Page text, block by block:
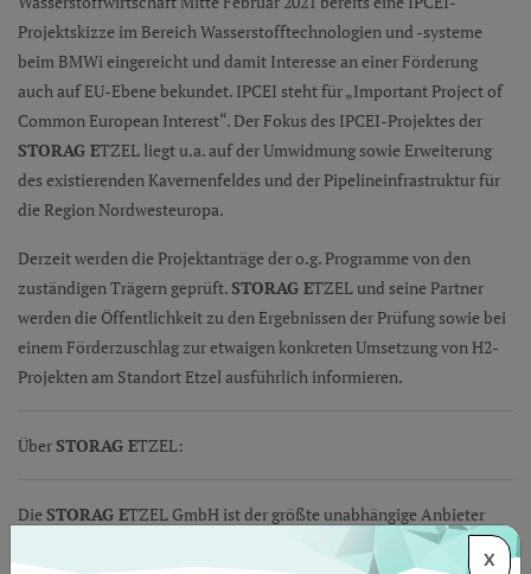
Projektskizze im Bereich Wasserstofftechnologien und -systeme
beim BMWi eingereicht und damit Interesse an einer Förderung
auch auf EU-Ebene bekundet. IPCEI steht für „Important Project of
Common European Interest“. Der Fokus des IPCEI-Projektes der
STORAG ETZEL liegt u.a. auf der Umwidmung sowie Erweiterung
des existierenden Kavernenfeldes und der Pipelineinfrastruktur für
die Region Nordwesteuropa.
Derzeit werden die Projektanträge der o.g. Programme von den
zuständigen Trägern geprüft.STORAG ETZEL und seine Partner
werden die Öffentlichkeit zu den Ergebnissen der Prüfung sowie bei
einem Förderzuschlag zur etwaigen konkreten Umsetzung von H2-
Projekten am Standort Etzel ausführlich informieren.
ÜberSTORAG ETZEL:
DieSTORAG ETZEL GmbH ist der größte unabhängige Anbieter
von Kavernenspeichern in Deutschland und leistet damit einen
X